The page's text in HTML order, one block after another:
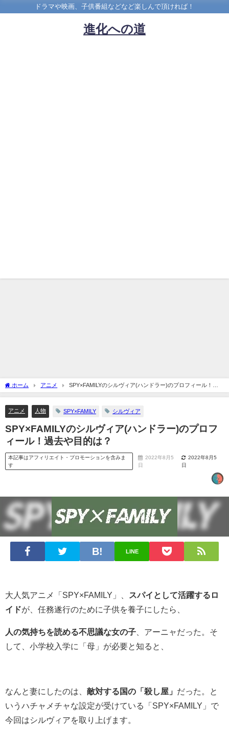
ドラマや映画、子供番組などなど楽しんで頂ければ！
進化への道
ホーム アニメ
SPY×FAMILYのシルヴィア(ハンドラー)のプロフィール！過
去や目的は？
アニメ 人物 SPY×FAMILY シルヴィア
SPY×FAMILYのシルヴィア(ハンドラー)のプロフ
ィール！過去や目的は？
本記事はアフィリエイト・プロモーションを含みま
す
2022年8月5
日
2022年8月5
日
LINE
大人気アニメ「SPY×FAMILY」、
スパイとして活躍するロ
イドが、任務遂行のために子供を養子にしたら、
人の気持ちを読める不思議な女の子 、アーニャだった。そ
して、小学校入学に「母」が必要と知ると、
なんと妻にしたのは、 敵対する国の「殺し屋」 だった。と
いうハチャメチャな設定が受けている「SPY×FAMILY」で
今回はシルヴィアを取り上げます。